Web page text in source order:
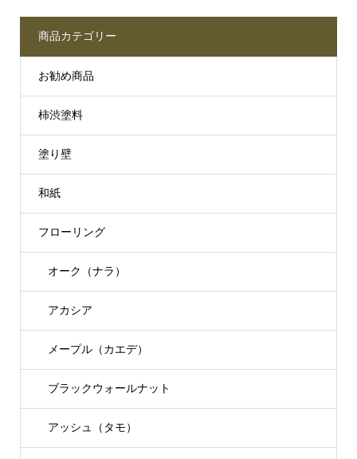
商品カテゴリー
お勧め商品
柿渋塗料
塗り壁
和紙
フローリング
オーク（ナラ）
アカシア
メープル（カエデ）
ブラックウォールナット
アッシュ（タモ）